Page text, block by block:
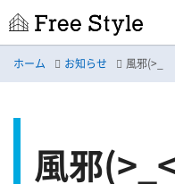
ホーム お知らせ 風邪(>_
風邪